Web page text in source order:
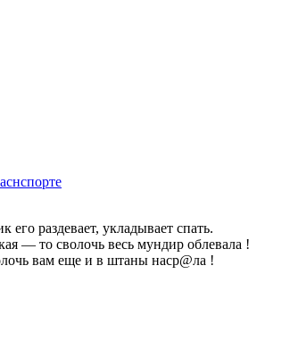
его раздевает, укладывает спать.
— то сволочь весь мундир облевала !
вам еще и в штаны наср@ла !